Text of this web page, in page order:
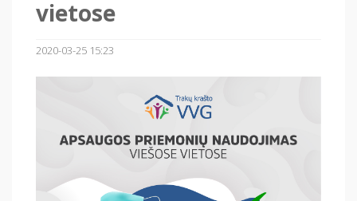
vietose
2020-03-25 15:23